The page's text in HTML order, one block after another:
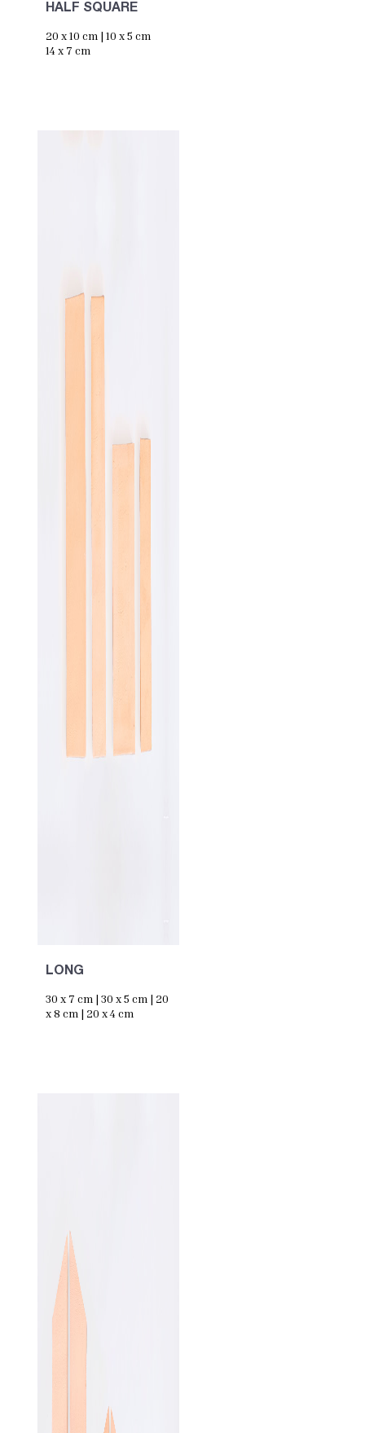
HALF SQUARE
20 x 10 cm | 10 x 5 cm
14 x 7 cm
LONG
30 x 7 cm | 30 x 5 cm | 20
x 8 cm | 20 x 4 cm